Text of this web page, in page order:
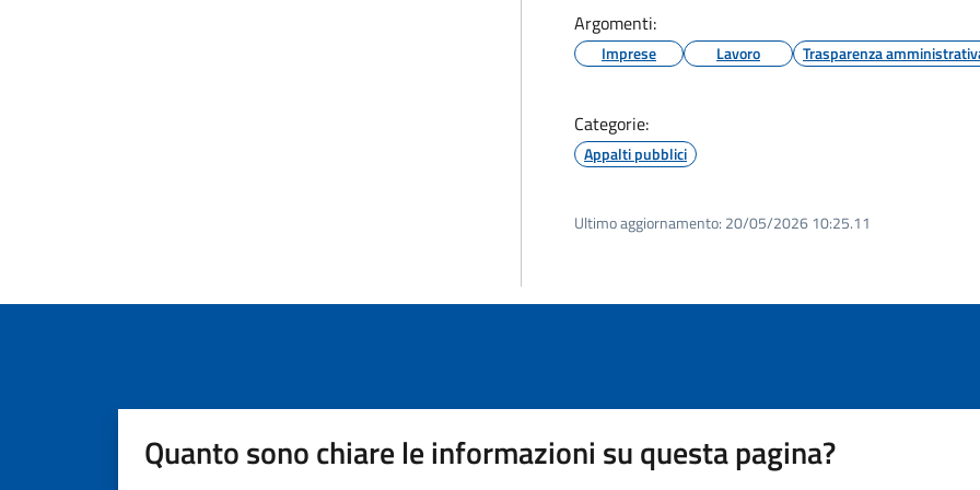
Argomenti:
Imprese Lavoro Trasparenza
Categorie:
Appalti pubblici
Ultimo aggiornamento: 20/05/2026 10:25.11
Quanto sono chiare le informazioni su questa pagina?